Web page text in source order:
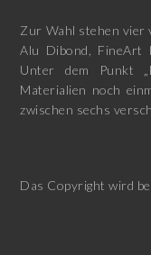
Zur Wahl stehen vier
Alu Dibond, FineArt
Unter dem Punkt
Materialien noch
zwischen sechs
Das Copyright wird